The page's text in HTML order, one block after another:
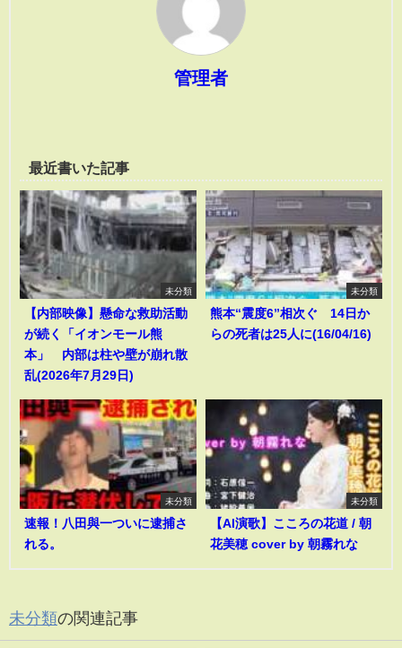
管理者
最近書いた記事
未分類
【内部映像】懸命な救助活動
が続く「イオンモール熊
本」 内部は柱や壁が崩れ散
乱(2026年7月29日)
未分類
熊本“震度6”相次ぐ 14日か
らの死者は25人に(16/04/16)
未分類
速報！八田與一ついに逮捕さ
れる。
未分類
【AI演歌】こころの花道 / 朝
花美穂 cover by 朝霧れな
未分類の関連記事